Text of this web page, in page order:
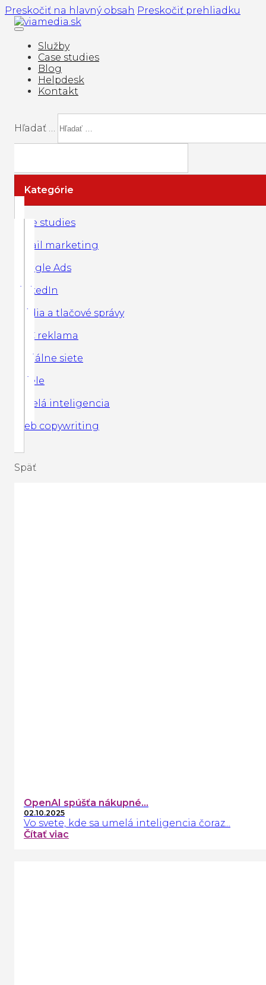
Preskočiť na hlavný obsah Preskočiť prehliadku
Služby
Case studies
Blog
Helpdesk
Kontakt
Hľadať …
Kategórie
Case studies
Email marketing
Google Ads
LinkedIn
Média a tlačové správy
PPC reklama
Sociálne siete
Spiele
Umelá inteligencia
Web copywriting
Späť
OpenAI spúšťa nákupné...
02.10.2025
Vo svete, kde sa umelá inteligencia čoraz...
Čítať viac